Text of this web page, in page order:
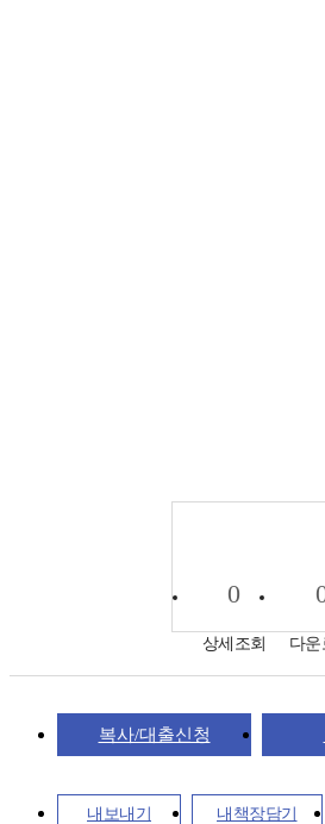
0
상세조회 다운
복사/대출신청
내보내기 내책장담기